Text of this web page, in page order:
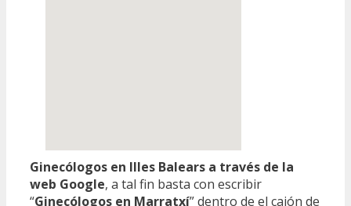
Ginecólogos en Illes Balears a través de la
web Google, a tal fin basta con escribir
“Ginecólogos en Marratxí” dentro de el cajón de